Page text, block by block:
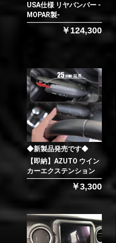
USA仕様 リヤバンパー -
MOPAR製-
￥124,300
◆新製品発売です◆
【即納】AZUTO ウイン
カーエクステンション
￥3,300